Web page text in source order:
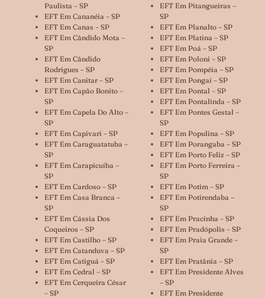
Paulista – SP
EFT Em Cananéia – SP
EFT Em Canas – SP
EFT Em Cândido Mota –
SP
EFT Em Cândido
Rodrigues – SP
EFT Em Canitar – SP
EFT Em Capão Bonito –
SP
EFT Em Capela Do Alto –
SP
EFT Em Capivari – SP
EFT Em Caraguatatuba –
SP
EFT Em Carapicuíba –
SP
EFT Em Cardoso – SP
EFT Em Casa Branca –
SP
EFT Em Cássia Dos
Coqueiros – SP
EFT Em Castilho – SP
EFT Em Catanduva – SP
EFT Em Catiguá – SP
EFT Em Cedral – SP
EFT Em Cerqueira César
– SP
EFT Em Pitangueiras –
SP
EFT Em Planalto – SP
EFT Em Platina – SP
EFT Em Poá – SP
EFT Em Poloni – SP
EFT Em Pompéia – SP
EFT Em Pongaí – SP
EFT Em Pontal – SP
EFT Em Pontalinda – SP
EFT Em Pontes Gestal –
SP
EFT Em Populina – SP
EFT Em Porangaba – SP
EFT Em Porto Feliz – SP
EFT Em Porto Ferreira –
SP
EFT Em Potim – SP
EFT Em Potirendaba –
SP
EFT Em Pracinha – SP
EFT Em Pradópolis – SP
EFT Em Praia Grande –
SP
EFT Em Pratânia – SP
EFT Em Presidente Alves
– SP
EFT Em Presidente